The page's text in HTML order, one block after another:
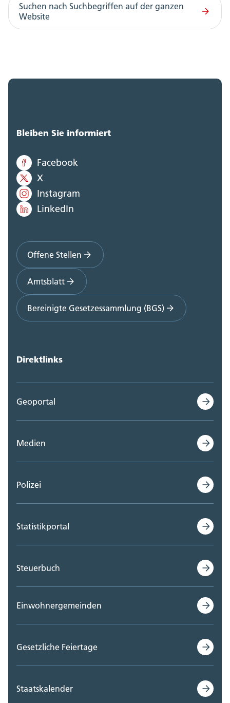
Suchen nach Suchbegriffen auf der ganzen
Website
Bleiben Sie informiert
Facebook
X
Instagram
LinkedIn
Offene Stellen
Amtsblatt
Bereinigte Gesetzessammlung (BGS)
Direktlinks
Geoportal
Medien
Polizei
Statistikportal
Steuerbuch
Einwohnergemeinden
Gesetzliche Feiertage
Staatskalender